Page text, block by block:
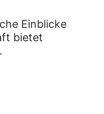
Einblicke
bietet